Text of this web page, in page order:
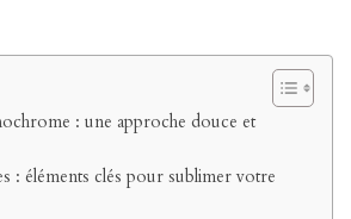
: une approche douce et
: éléments clés pour sublimer votre